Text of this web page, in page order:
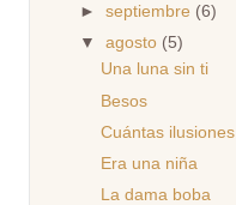
►septiembre (6)
▼agosto (5)
Una luna sin ti
Besos
Cuántas ilusiones
Era una niña
La dama boba